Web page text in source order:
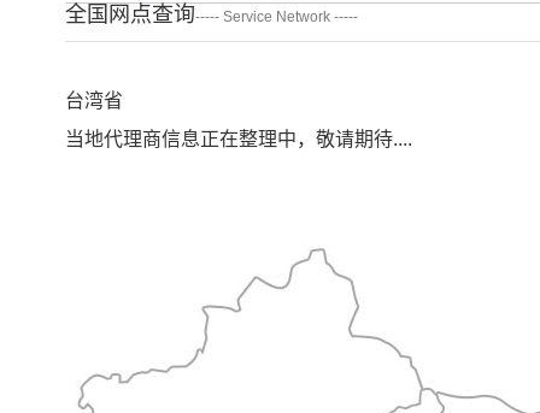
全国网点查询----- Service Network -----
台湾省
当地代理商信息正在整理中，敬请期待....